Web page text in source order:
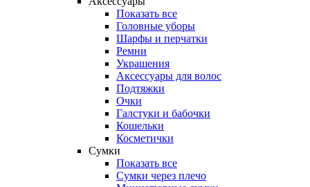
Показать все
Головные уборы
Шарфы и перчатки
Ремни
Украшения
Аксессуары для волос
Подтяжки
Очки
Галстуки и бабочки
Кошельки
Косметички
Сумки
Показать все
Сумки через плечо